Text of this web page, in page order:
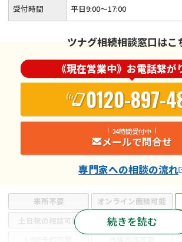
来所不要 オンライン面談可能
土日祝の相談可能
19時以降電話可能
続きを読む
受付時間 平日9:00〜17:00
ツナグ相続相談窓口はこ
《現在営業中》お電話繋が
0120-897-
24時間受付中
メールで問合せ
専門家への相談の流れ